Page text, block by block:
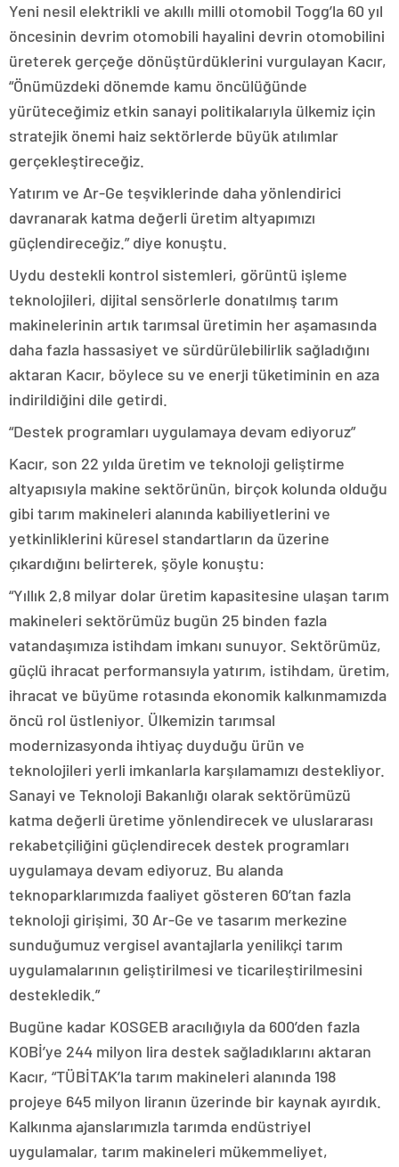
Yeni nesil elektrikli ve akıllı milli otomobil Togg’la 60 yıl
öncesinin devrim otomobili hayalini devrin otomobilini
üreterek gerçeğe dönüştürdüklerini vurgulayan Kacır,
“Önümüzdeki dönemde kamu öncülüğünde
yürüteceğimiz etkin sanayi politikalarıyla ülkemiz için
stratejik önemi haiz sektörlerde büyük atılımlar
gerçekleştireceğiz.
Yatırım ve Ar-Ge teşviklerinde daha yönlendirici
davranarak katma değerli üretim altyapımızı
güçlendireceğiz.” diye konuştu.
Uydu destekli kontrol sistemleri, görüntü işleme
teknolojileri, dijital sensörlerle donatılmış tarım
makinelerinin artık tarımsal üretimin her aşamasında
daha fazla hassasiyet ve sürdürülebilirlik sağladığını
aktaran Kacır, böylece su ve enerji tüketiminin en aza
indirildiğini dile getirdi.
“Destek programları uygulamaya devam ediyoruz”
Kacır, son 22 yılda üretim ve teknoloji geliştirme
altyapısıyla makine sektörünün, birçok kolunda olduğu
gibi tarım makineleri alanında kabiliyetlerini ve
yetkinliklerini küresel standartların da üzerine
çıkardığını belirterek, şöyle konuştu:
“Yıllık 2,8 milyar dolar üretim kapasitesine ulaşan tarım
makineleri sektörümüz bugün 25 binden fazla
vatandaşımıza istihdam imkanı sunuyor. Sektörümüz,
güçlü ihracat performansıyla yatırım, istihdam, üretim,
ihracat ve büyüme rotasında ekonomik kalkınmamızda
öncü rol üstleniyor. Ülkemizin tarımsal
modernizasyonda ihtiyaç duyduğu ürün ve
teknolojileri yerli imkanlarla karşılamamızı destekliyor.
Sanayi ve Teknoloji Bakanlığı olarak sektörümüzü
katma değerli üretime yönlendirecek ve uluslararası
rekabetçiliğini güçlendirecek destek programları
uygulamaya devam ediyoruz. Bu alanda
teknoparklarımızda faaliyet gösteren 60’tan fazla
teknoloji girişimi, 30 Ar-Ge ve tasarım merkezine
sunduğumuz vergisel avantajlarla yenilikçi tarım
uygulamalarının geliştirilmesi ve ticarileştirilmesini
destekledik.”
Bugüne kadar KOSGEB aracılığıyla da 600’den fazla
KOBİ’ye 244 milyon lira destek sağladıklarını aktaran
Kacır, “TÜBİTAK’la tarım makineleri alanında 198
projeye 645 milyon liranın üzerinde bir kaynak ayırdık.
Kalkınma ajanslarımızla tarımda endüstriyel
uygulamalar, tarım makineleri mükemmeliyet,